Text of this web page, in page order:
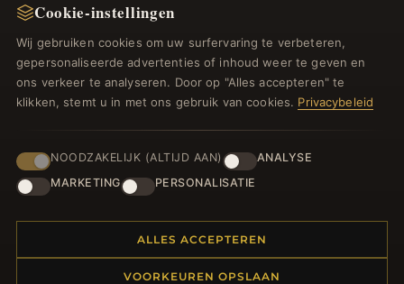
Cookie-instellingen
Wij gebruiken cookies om uw surfervaring te verbeteren,
gepersonaliseerde advertenties of inhoud weer te geven en
ons verkeer te analyseren. Door op "Alles accepteren" te
klikken, stemt u in met ons gebruik van cookies. Privacybeleid
NOODZAKELIJK (ALTIJD AAN)
ANALYSE
MARKETING
PERSONALISATIE
ALLES ACCEPTEREN
VOORKEUREN OPSLAAN
Nieuwe producten
Specials
Blog
Beoordelingen
Inloggen
BETAALMETHODEN
© 2012–2026Bedelsoutlet.nl . Alle rechten